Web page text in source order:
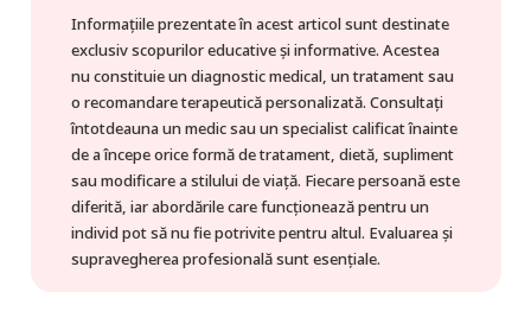
Informațiile prezentate în acest articol sunt destinate
exclusiv scopurilor educative și informative. Acestea
nu constituie un diagnostic medical, un tratament sau
o recomandare terapeutică personalizată. Consultați
întotdeauna un medic sau un specialist calificat înainte
de a începe orice formă de tratament, dietă, supliment
sau modificare a stilului de viață. Fiecare persoană este
diferită, iar abordările care funcționează pentru un
individ pot să nu fie potrivite pentru altul. Evaluarea și
supravegherea profesională sunt esențiale.